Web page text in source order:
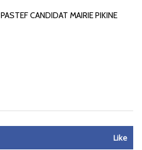
CANDIDAT MAIRIE PIKINE
Like